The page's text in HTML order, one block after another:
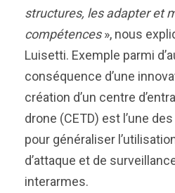
structures, les adapter et
compétences», nous
Luisetti. Exemple parmi
conséquence d’une
création d’un centre
drone (CETD) est l’une
pour généraliser
d’attaque et de
interarmes.